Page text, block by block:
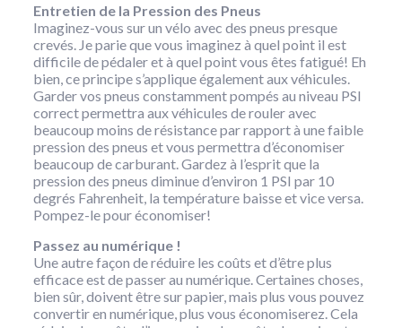
Entretien de la Pression des Pneus
Imaginez-vous sur un vélo avec des pneus presque
crevés. Je parie que vous imaginez à quel point il est
difficile de pédaler et à quel point vous êtes fatigué! Eh
bien, ce principe s’applique également aux véhicules.
Garder vos pneus constamment pompés au niveau PSI
correct permettra aux véhicules de rouler avec
beaucoup moins de résistance par rapport à une faible
pression des pneus et vous permettra d’économiser
beaucoup de carburant. Gardez à l’esprit que la
pression des pneus diminue d’environ 1 PSI par 10
degrés Fahrenheit, la température baisse et vice versa.
Pompez-le pour économiser!
Passez au numérique !
Une autre façon de réduire les coûts et d’être plus
efficace est de passer au numérique. Certaines choses,
bien sûr, doivent être sur papier, mais plus vous pouvez
convertir en numérique, plus vous économiserez. Cela